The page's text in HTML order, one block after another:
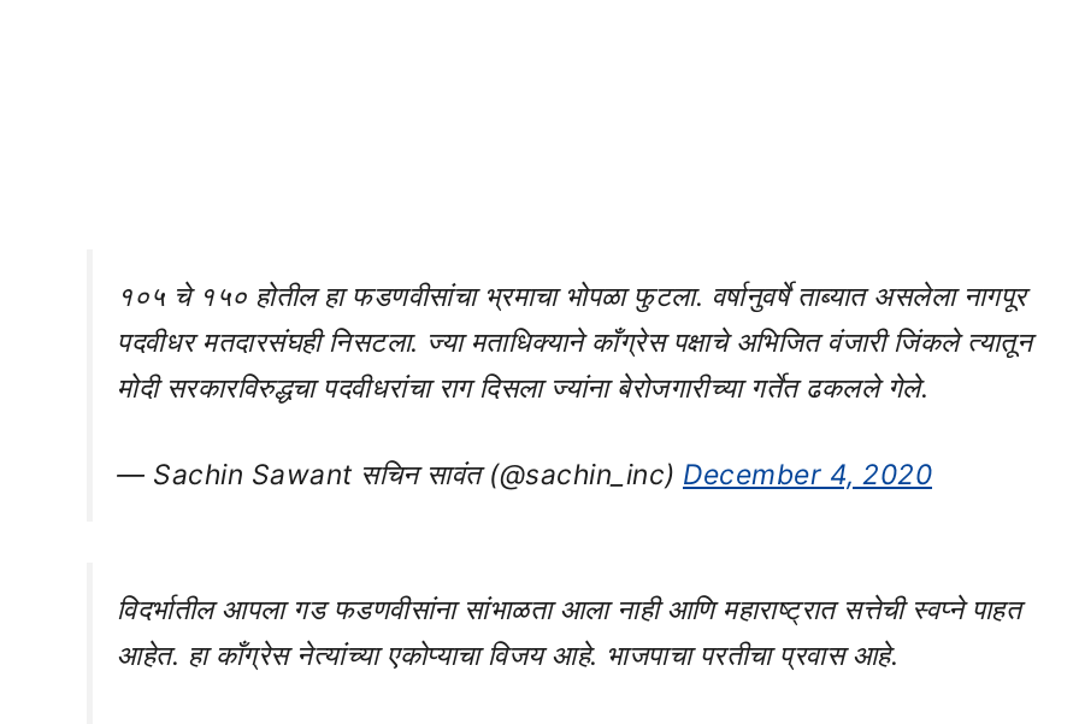
१०५ चे १५० होतील हा फडणवीसांचा भ्रमाचा भोपळा फुटला. वर्षानुवर्षे ताब्यात असलेला नागपूर
पदवीधर मतदारसंघही निसटला. ज्या मताधिक्याने काँग्रेस पक्षाचे अभिजित वंजारी जिंकले त्यातून
मोदी सरकारविरुद्धचा पदवीधरांचा राग दिसला ज्यांना बेरोजगारीच्या गर्तेत ढकलले गेले.
— Sachin Sawant सचिन सावंत (@sachin_inc) December 4, 2020
विदर्भातील आपला गड फडणवीसांना सांभाळता आला नाही आणि महाराष्ट्रात सत्तेची स्वप्ने पाहत
आहेत. हा काँग्रेस नेत्यांच्या एकोप्याचा विजय आहे. भाजपाचा परतीचा प्रवास आहे.